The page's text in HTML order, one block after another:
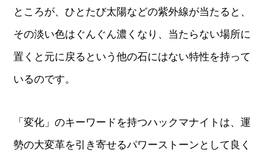
ところが、ひとたび太陽などの紫外線が当たると、
その淡い色はぐんぐん濃くなり、当たらない場所に
置くと元に戻るという他の石にはない特性を持って
いるのです。
「変化」のキーワードを持つハックマナイトは、運
勢の大変革を引き寄せるパワーストーンとして良く